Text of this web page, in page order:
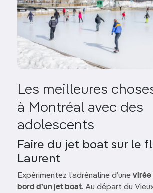
Les meilleures
à Montréal avec des
adolescents
Faire du jet boat sur le
Laurent
Expérimentez l’adrénaline d’une virée
bord d’un jet boat. Au départ du